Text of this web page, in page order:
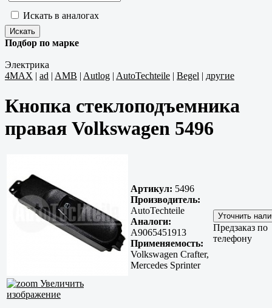
Искать в аналогах
Подбор по марке
Электрика
4MAX | ad | AMB | Autlog | AutoTechteile | Begel | другие
Кнопка стеклоподъемника
правая Volkswagen 5496
Увеличить
изображение
Артикул: 5496
Производитель:
AutoTechteile
Аналоги:
A9065451913
Применяемость:
Volkswagen Crafter,
Mercedes Sprinter
Предзаказ по
телефону